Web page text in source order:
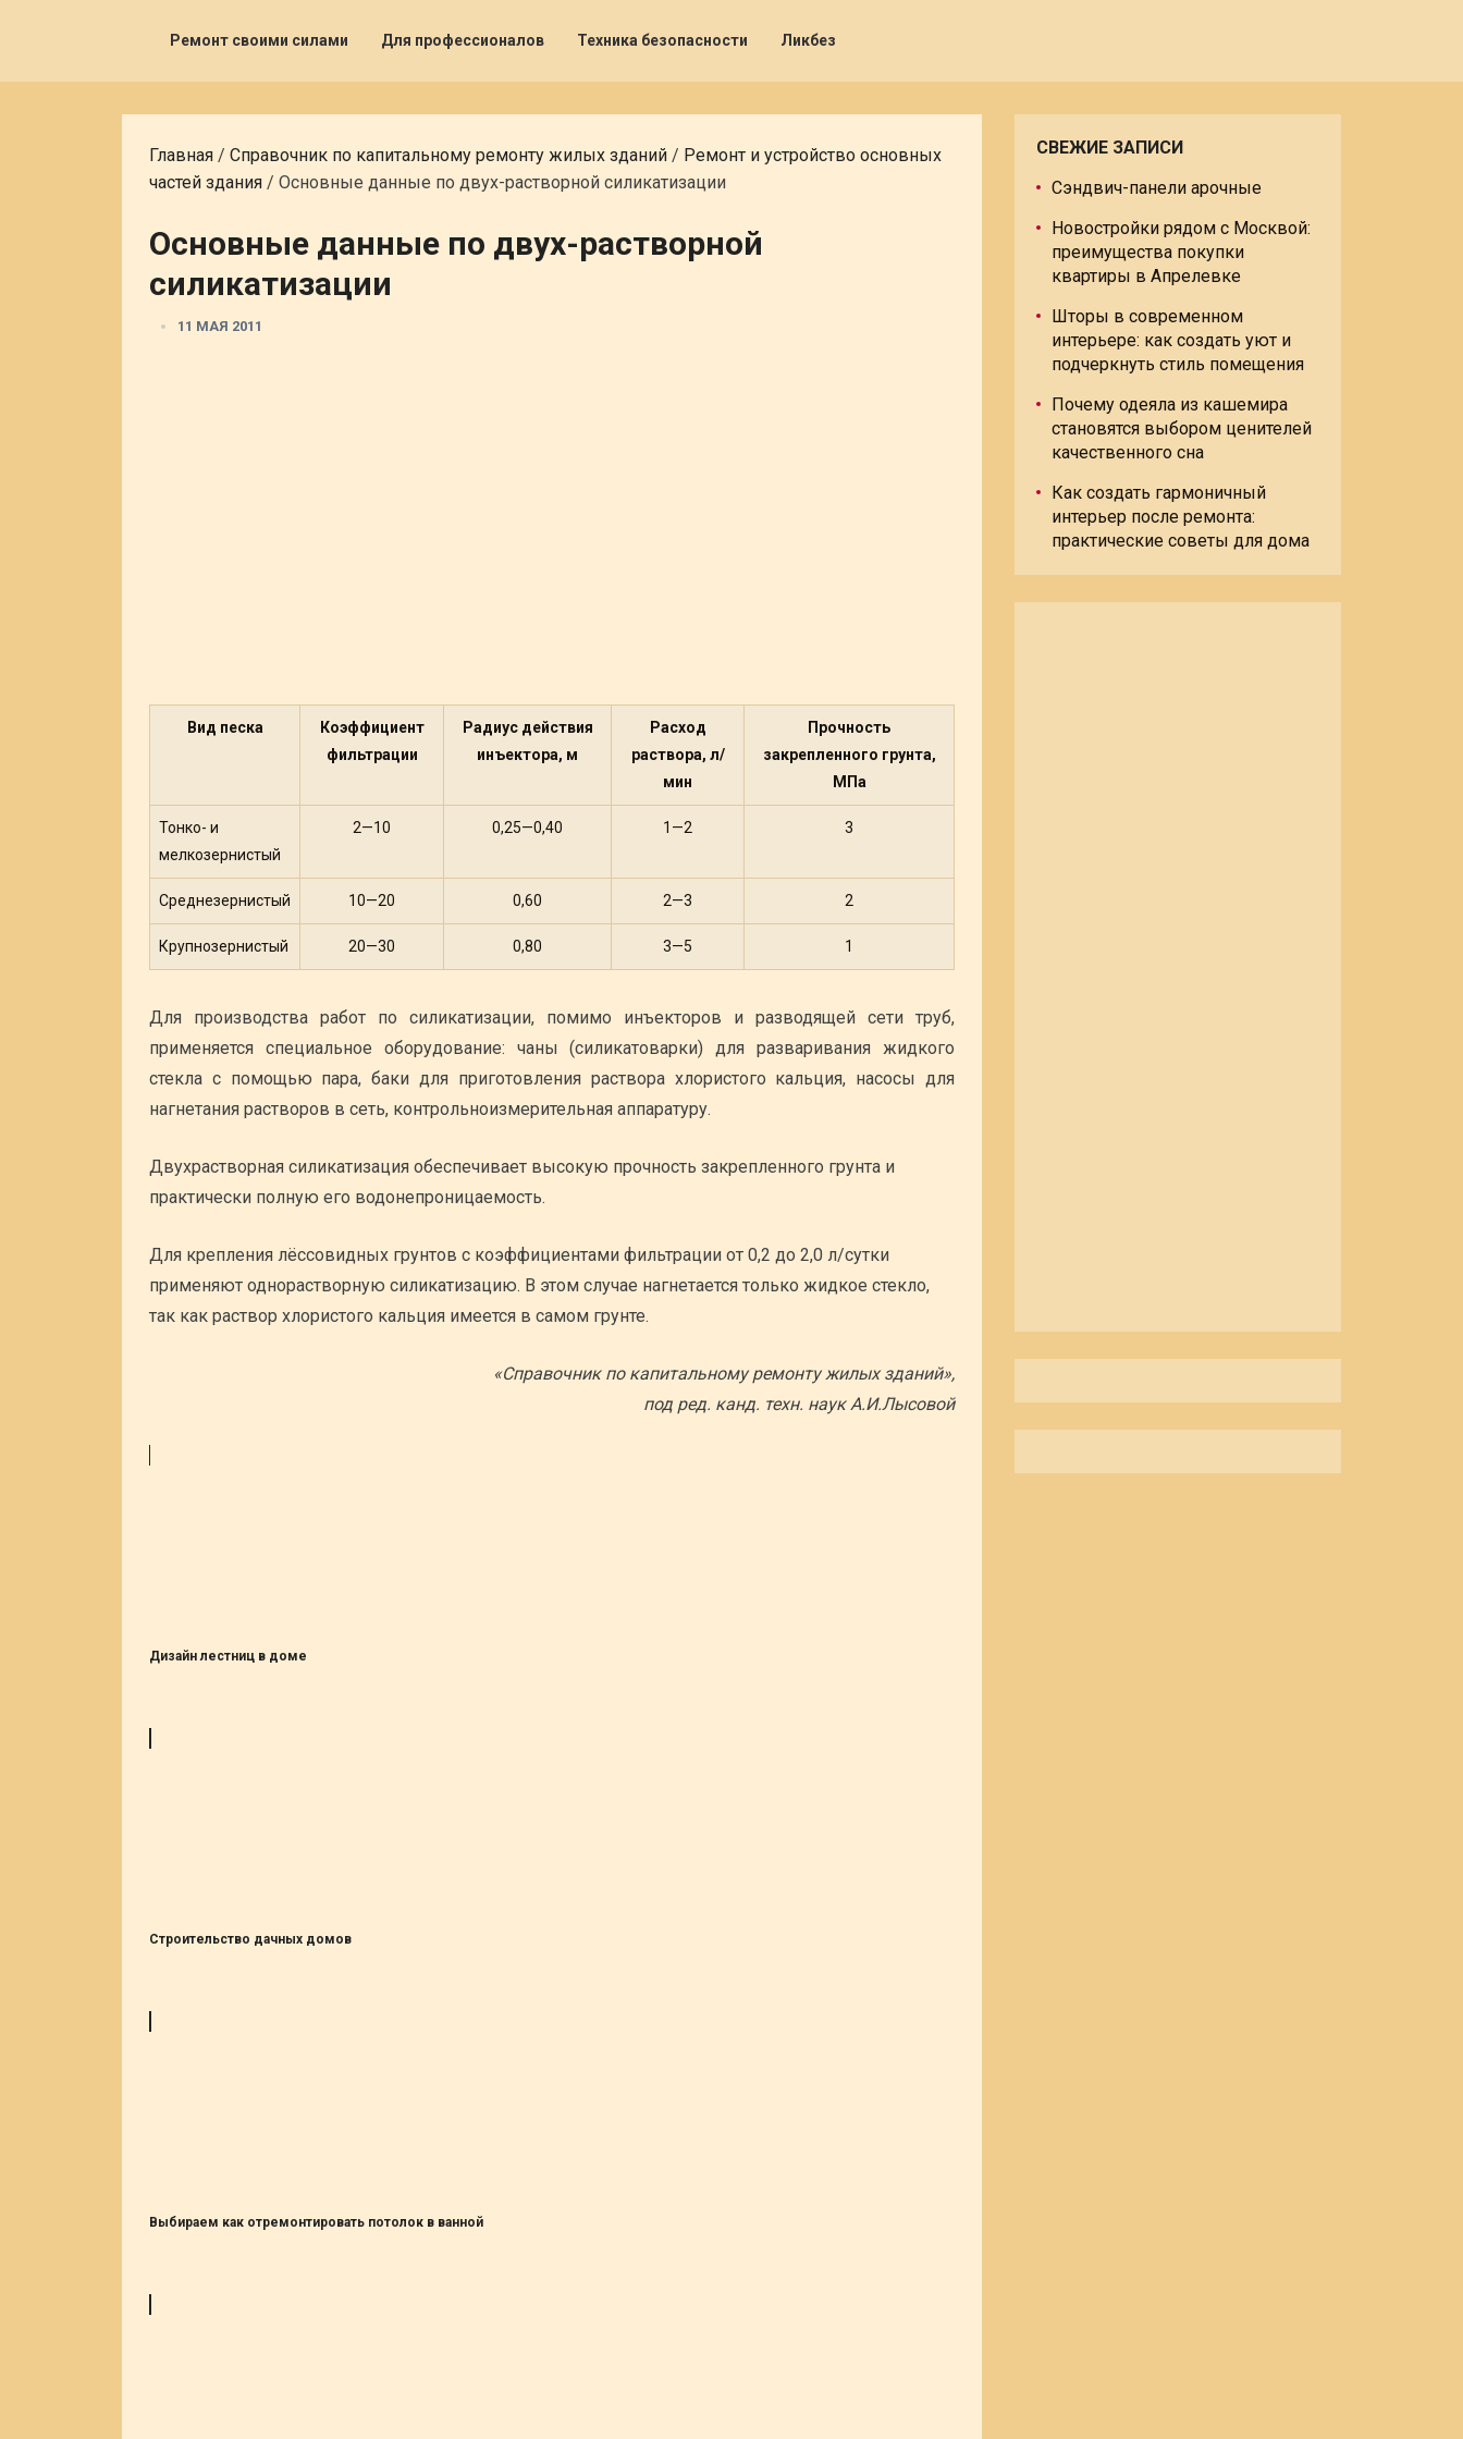
Ремонт своими силами Для профессионалов Техника безопасности Ликбез
Главная / Справочник по капитальному ремонту жилых зданий / Ремонт и устройство основных
частей здания / Основные данные по двух-растворной силикатизации
Основные данные по двух-растворной
силикатизации
11 МАЯ 2011
Вид песка
Коэффициент
фильтрации
Радиус действия
инъектора, м
Расход
раствора, л/
мин
Прочность
закрепленного грунта,
МПа
Тонко- и
мелкозернистый
2—10 0,25—0,40 1—2 3
Среднезернистый 10—20 0,60 2—3 2
Крупнозернистый 20—30 0,80 3—5 1
Для производства работ по силикатизации, помимо инъекторов и разводящей сети труб,
применяется специальное оборудование: чаны (силикатоварки) для разваривания жидкого
стекла с помощью пара, баки для приготовления раствора хлористого кальция, насосы для
нагнетания растворов в сеть, контрольноизмерительная аппаратуру.
Двухрастворная силикатизация обеспечивает высокую прочность закрепленного грунта и
практически полную его водонепроницаемость.
Для крепления лёссовидных грунтов с коэффициентами фильтрации от 0,2 до 2,0 л/сутки
применяют однорастворную силикатизацию. В этом случае нагнетается только жидкое стекло,
так как раствор хлористого кальция имеется в самом грунте.
«Справочник по капитальному ремонту жилых зданий»,
под ред. канд. техн. наук А.И.Лысовой
Дизайн лестниц в доме
Cтроительство дачных домов
Выбираем как отремонтировать потолок в ванной
СВЕЖИЕ ЗАПИСИ
Сэндвич-панели арочные
Новостройки рядом с Москвой:
преимущества покупки
квартиры в Апрелевке
Шторы в современном
интерьере: как создать уют и
подчеркнуть стиль помещения
Почему одеяла из кашемира
становятся выбором ценителей
качественного сна
Как создать гармоничный
интерьер после ремонта:
практические советы для дома